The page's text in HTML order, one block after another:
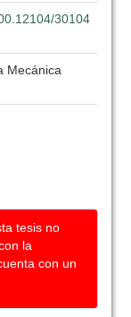
30104
Mecánica
tesis no
la
con un